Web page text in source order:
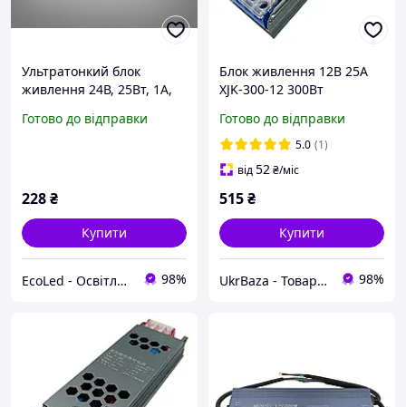
Ультратонкий блок
живлення 24В, 25Вт, 1А,
Готово до відправки
228₴
Купити
EcoLed - Освітлення, яке створює затишок та стиль 98%
Блок живлення 12В 25А
XJK-300-12 300Вт
Готово до відправки
5.0 (1)
від52₴/міс
515₴
Купити
UkrBaza - Товари для дому дозвілля та відпочинку 98%